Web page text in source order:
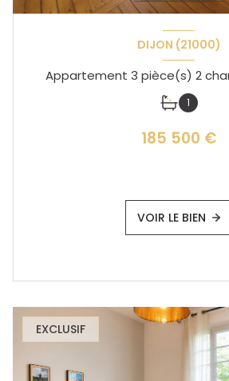
DIJON (21000)
1
185 500 €
VOIR LE BIEN
EXCLUSIF